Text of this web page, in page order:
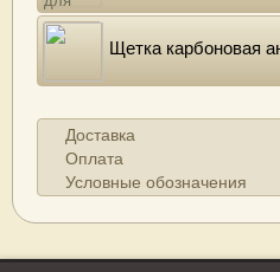
Щетка карбоновая
Доставка
Оплата
Условные обозначения